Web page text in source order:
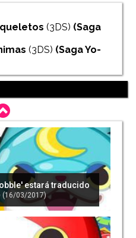
(3DS) (Saga
(3DS) (SagaYo-
estará traducido
(16/03/2017)